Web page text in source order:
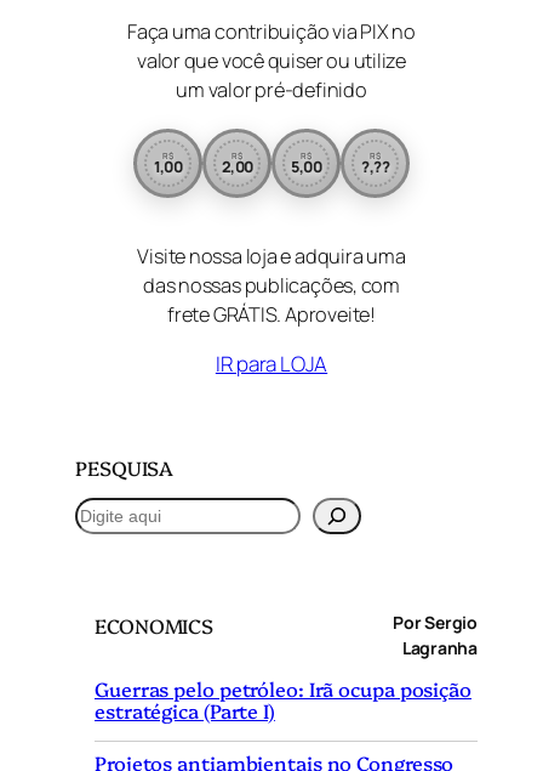
Faça uma contribuição via PIX no
valor que você quiser ou utilize
um valor pré-definido
R$
1,00
R$
2,00
R$
5,00
R$
?,??
Visite nossa loja e adquira uma
das nossas publicações, com
frete GRÁTIS. Aproveite!
IR para LOJA
PESQUISA
P
e
ECONOMICS
Por Sergio
Lagranha
Guerras pelo petróleo: Irã ocupa posição
estratégica (Parte I)
Projetos antiambientais no Congresso